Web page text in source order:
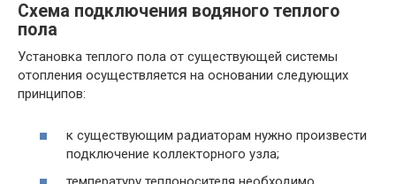
Схема подключения водяного теплого
пола
Установка теплого пола от существующей системы
отопления осуществляется на основании следующих
принципов:
к существующим радиаторам нужно произвести
подключение коллекторного узла;